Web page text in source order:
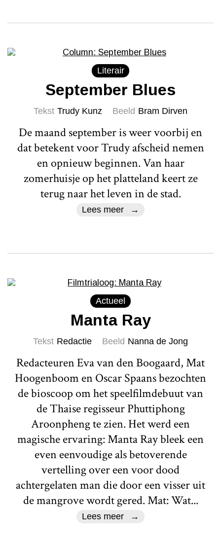
Literair
September Blues
Tekst Trudy Kunz Beeld Bram Dirven
De maand september is weer voorbij en
dat betekent voor Trudy afscheid nemen
en opnieuw beginnen. Van haar
zomerhuisje op het platteland keert ze
terug naar het leven in de stad.
Lees meer
Actueel
Manta Ray
Tekst Redactie Beeld Nanna de Jong
Redacteuren Eva van den Boogaard, Mat
Hoogenboom en Oscar Spaans bezochten
de bioscoop om het speelfilmdebuut van
de Thaise regisseur Phuttiphong
Aroonpheng te zien. Het werd een
magische ervaring: Manta Ray bleek een
even eenvoudige als betoverende
vertelling over een voor dood
achtergelaten man die door een visser uit
de mangrove wordt gered. Mat: Wat...
Lees meer